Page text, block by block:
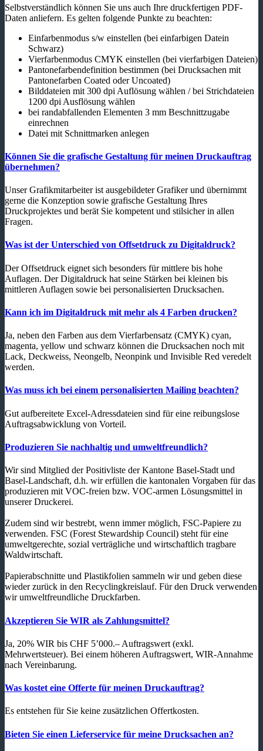
Selbstverständlich können Sie uns auch Ihre druckfertigen PDF-
Daten anliefern. Es gelten folgende Punkte zu beachten:
Einfarbenmodus s/w einstellen (bei einfarbigen Datein
Schwarz)
Vierfarbenmodus CMYK einstellen (bei vierfarbigen Dateien)
Pantonefarbendefinition bestimmen (bei Drucksachen mit
Pantonefarben Coated oder Uncoated)
Bilddateien mit 300 dpi Auflösung wählen / bei Strichdateien
1200 dpi Ausflösung wählen
bei randabfallenden Elementen 3 mm Beschnittzugabe
einrechnen
Datei mit Schnittmarken anlegen
Können Sie die grafische Gestaltung für meinen Druckauftrag
übernehmen?
Unser Grafikmitarbeiter ist ausgebildeter Grafiker und übernimmt
gerne die Konzeption sowie grafische Gestaltung Ihres
Druckprojektes und berät Sie kompetent und stilsicher in allen
Fragen.
Was ist der Unterschied von Offsetdruck zu Digitaldruck?
Der Offsetdruck eignet sich besonders für mittlere bis hohe
Auflagen. Der Digitaldruck hat seine Stärken bei kleinen bis
mittleren Auflagen sowie bei personalisierten Drucksachen.
Kann ich im Digitaldruck mit mehr als 4 Farben drucken?
Ja, neben den Farben aus dem Vierfarbensatz (CMYK) cyan,
magenta, yellow und schwarz können die Drucksachen noch mit
Lack, Deckweiss, Neongelb, Neonpink und Invisible Red veredelt
werden.
Was muss ich bei einem personalisierten Mailing beachten?
Gut aufbereitete Excel-Adressdateien sind für eine reibungslose
Auftragsabwicklung von Vorteil.
Produzieren Sie nachhaltig und umweltfreundlich?
Wir sind Mitglied der Positivliste der Kantone Basel-Stadt und
Basel-Landschaft, d.h. wir erfüllen die kantonalen Vorgaben für das
produzieren mit VOC-freien bzw. VOC-armen Lösungsmittel in
unserer Druckerei.
Zudem sind wir bestrebt, wenn immer möglich, FSC-Papiere zu
verwenden. FSC (Forest Stewardship Council) steht für eine
umweltgerechte, sozial verträgliche und wirtschaftlich tragbare
Waldwirtschaft.
Papierabschnitte und Plastikfolien sammeln wir und geben diese
wieder zurück in den Recyclingkreislauf. Für den Druck verwenden
wir umweltfreundliche Druckfarben.
Akzeptieren Sie WIR als Zahlungsmittel?
Ja, 20% WIR bis CHF 5’000.– Auftragswert (exkl.
Mehrwertsteuer). Bei einem höheren Auftragswert, WIR-Annahme
nach Vereinbarung.
Was kostet eine Offerte für meinen Druckauftrag?
Es entstehen für Sie keine zusätzlichen Offertkosten.
Bieten Sie einen Lieferservice für meine Drucksachen an?